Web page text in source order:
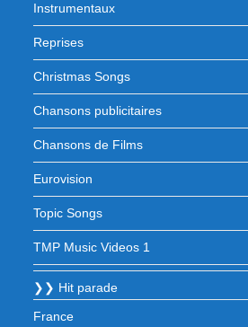
Instrumentaux
Reprises
Christmas Songs
Chansons publicitaires
Chansons de Films
Eurovision
Topic Songs
TMP Music Videos 1
❯❯ Hit parade
France